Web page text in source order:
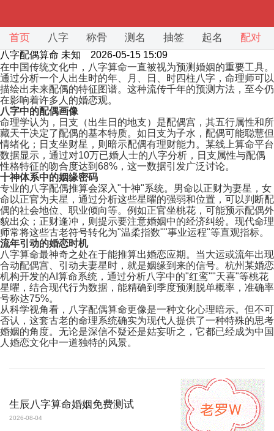
首页 八字 称骨 测名 抽签 起名 配对
八字配偶算命 未知 2026-05-15 15:09
在中国传统文化中，八字算命一直被视为预测婚姻的重要工具。
通过分析一个人出生时的年、月、日、时四柱八字，命理师可以
描绘出未来配偶的特征图谱。这种流传千年的预测方法，至今仍
在影响着许多人的婚恋观。
八字中的配偶画像
命理学认为，日支（出生日的地支）是配偶宫，其五行属性和所
藏天干决定了配偶的基本特质。如日支为子水，配偶可能聪慧但
情绪化；日支坐财星，则暗示配偶有理财能力。某线上算命平台
数据显示，通过对10万已婚人士的八字分析，日支属性与配偶
性格特征的吻合度达到68%，这一数据引发广泛讨论。
十神体系中的姻缘密码
专业的八字配偶推算会深入"十神"系统。男命以正财为妻星，女
命以正官为夫星，通过分析这些星曜的强弱和位置，可以判断配
偶的社会地位、职业倾向等。例如正官坐桃花，可能预示配偶外
貌出众；正财逢冲，则提示要注意婚姻中的经济纠纷。现代命理
师常将这些古老符号转化为"温柔指数""事业运程"等直观指标。
流年引动的婚恋时机
八字算命最神奇之处在于能推算出婚恋应期。当大运或流年出现
合动配偶宫、引动夫妻星时，就是姻缘到来的信号。杭州某婚恋
机构开发的AI算命系统，通过分析八字中的"红鸾""天喜"等桃花
星曜，结合现代行为数据，能精确到季度预测脱单概率，准确率
号称达75%。
从科学视角看，八字配偶算命更像是一种文化心理暗示。但不可
否认，这套古老的命理系统确实为现代人提供了一种特殊的思考
婚姻的角度。无论是深信不疑还是姑妄听之，它都已经成为中国
人婚恋文化中一道独特的风景。
生辰八字算命婚姻免费测试
2026-08-04